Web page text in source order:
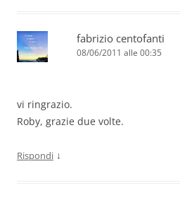
fabrizio centofanti
08/06/2011 alle 00:35
vi ringrazio.
Roby, grazie due volte.
Rispondi ↓